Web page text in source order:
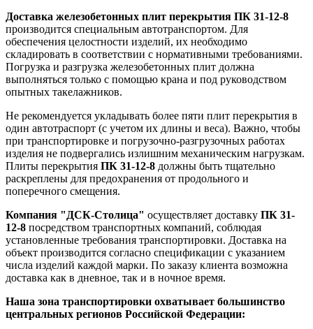
Доставка железобетонных плит перекрытия ПК 31-12-8
производится специальным автотранспортом. Для
обеспечения целостности изделий, их необходимо
складировать в соответствии с нормативными требованиями.
Погрузка и разгрузка железобетонных плит должна
выполняться только с помощью крана и под руководством
опытных такелажников.
Не рекомендуется укладывать более пяти плит перекрытия в
один автотраспорт (с учетом их длины и веса). Важно, чтобы
при транспортировке и погрузочно-разгрузочных работах
изделия не подвергались излишним механическим нагрузкам.
Плиты перекрытия ПК 31-12-8 должны быть тщательно
раскреплены для предохранения от продольного и
поперечного смещения.
Компания "ДСК-Столица" осуществляет доставку ПК 31-
12-8 посредством транспортных компаний, соблюдая
установленные требования транспортировки. Доставка на
объект производится согласно спецификации с указанием
числа изделий каждой марки. По заказу клиента возможна
доставка как в дневное, так и в ночное время.
Наша зона транспортировки охватывает большинство
центральных регионов Российской Федерации: